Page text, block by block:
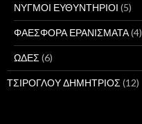
ΝΥΓΜΟΙ ΕΥΘΥΝΤΗΡΙΟΙ (5)
ΦΑΕΣΦΟΡΑ ΕΡΑΝΙΣΜΑΤΑ(4)
ΩΔΕΣ (6)
ΤΣΙΡΟΓΛΟΥ ΔΗΜΗΤΡΙΟΣ (12)